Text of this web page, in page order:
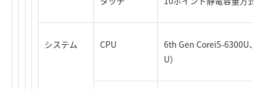
システム CPU
6th Gen Corei5-6300U、
U）